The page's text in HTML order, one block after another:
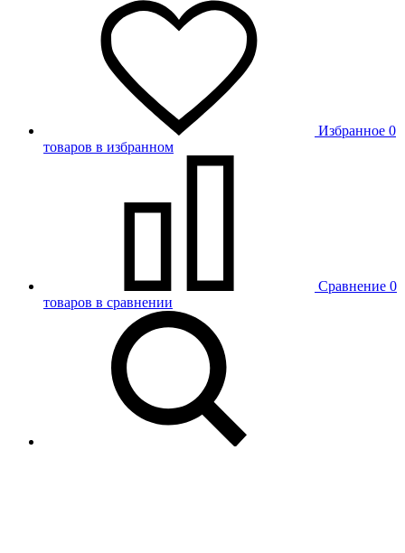
Избранное 0
товаров в избранном
Сравнение 0
товаров в сравнении